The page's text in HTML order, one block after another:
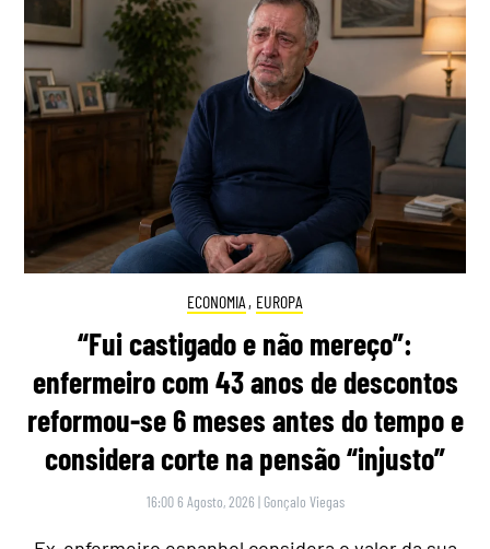
ECONOMIA , EUROPA
“Fui castigado e não mereço”:
enfermeiro com 43 anos de descontos
reformou-se 6 meses antes do tempo e
considera corte na pensão “injusto”
16:00 6 Agosto, 2026 | Gonçalo Viegas